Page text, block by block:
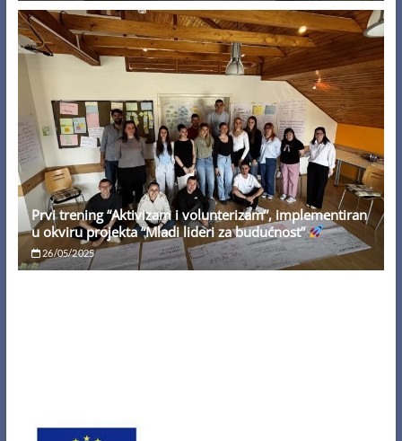
Prvi trening “Aktivizam i volunterizam”, implementiran
u okviru projekta “Mladi lideri za budućnost”
26/05/2025